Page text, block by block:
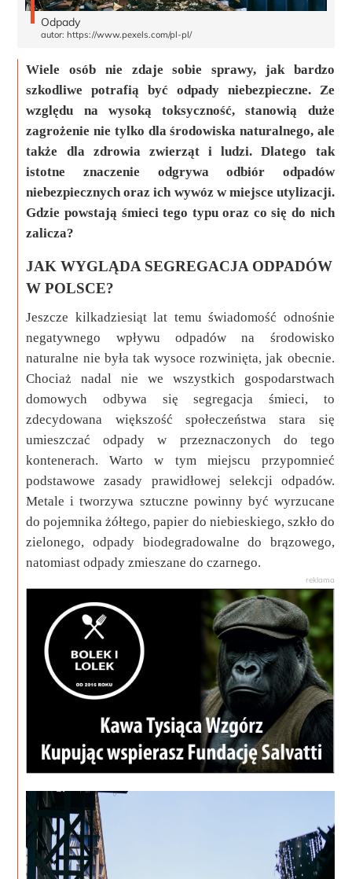
Odpady
autor: https://www.pexels.com/pl-pl/
Wiele osób nie zdaje sobie sprawy, jak bardzo
szkodliwe potrafią być odpady niebezpieczne. Ze
względu na wysoką toksyczność, stanowią duże
zagrożenie nie tylko dla środowiska naturalnego, ale
także dla zdrowia zwierząt i ludzi. Dlatego tak
istotne znaczenie odgrywa odbiór odpadów
niebezpiecznych oraz ich wywóz w miejsce utylizacji.
Gdzie powstają śmieci tego typu oraz co się do nich
zalicza?
JAK WYGLĄDA SEGREGACJA ODPADÓW
W POLSCE?
Jeszcze kilkadziesiąt lat temu świadomość odnośnie
negatywnego wpływu odpadów na środowisko
naturalne nie była tak wysoce rozwinięta, jak obecnie.
Chociaż nadal nie we wszystkich gospodarstwach
domowych odbywa się segregacja śmieci, to
zdecydowana większość społeczeństwa stara się
umieszczać odpady w przeznaczonych do tego
kontenerach. Warto w tym miejscu przypomnieć
podstawowe zasady prawidłowej selekcji odpadów.
Metale i tworzywa sztuczne powinny być wyrzucane
do pojemnika żółtego, papier do niebieskiego, szkło do
zielonego, odpady biodegradowalne do brązowego,
natomiast odpady zmieszane do czarnego.